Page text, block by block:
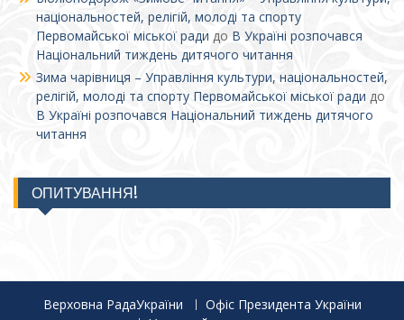
національностей, релігій, молоді та спорту
Первомайської міської ради до В Україні розпочався
Національний тиждень дитячого читання
Зима чарівниця – Управління культури, національностей,
релігій, молоді та спорту Первомайської міської ради до
В Україні розпочався Національний тиждень дитячого
читання
ОПИТУВАННЯ!
Верховна РадаУкраїни
Офіс Президента України